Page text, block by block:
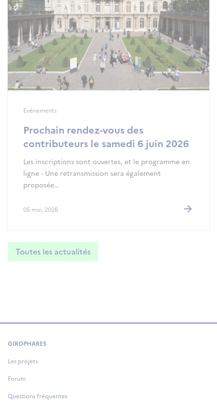
Prochain rendez-vous des
contributeurs le samedi 6 juin 2026
Evénements
Les inscriptions sont ouvertes, et le programme en
ligne - Une retransmission sera également
proposée…
05 mai, 2026
Toutes les actualités
GIROPHARES
Les projets
Forum
Questions fréquentes